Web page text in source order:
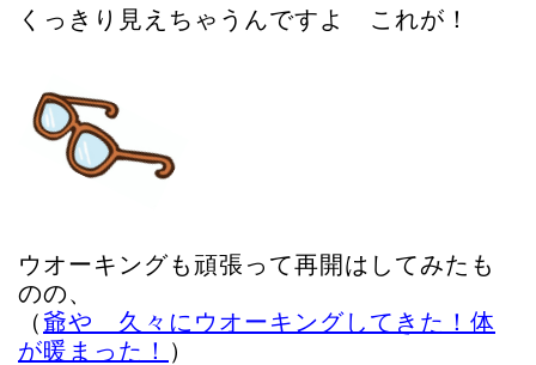
くっきり見えちゃうんですよ これが！
ウオーキングも頑張って再開はしてみたも
のの、
（爺や 久々にウオーキングしてきた！体
が暖まった！ ）